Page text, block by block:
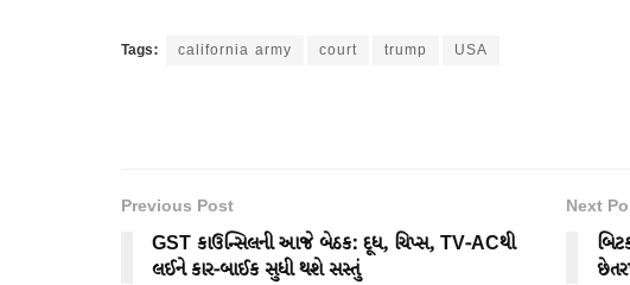
Tags: california army court trump USA
Previous Post
GST કાઉન્સિલની આજે બેઠક: દૂધ, ચિપ્સ, TV-ACથી
લઈને કાર-બાઈક સુધી થશે સસ્તું
Next